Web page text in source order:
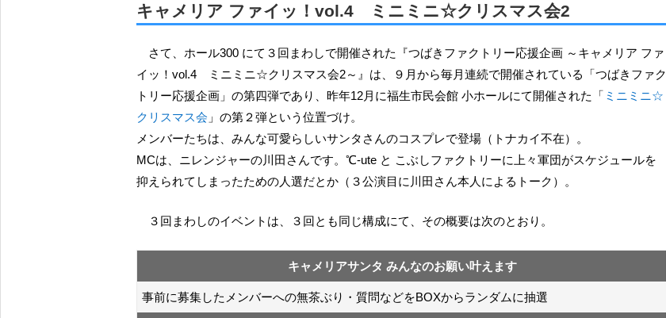
キャメリア ファイッ！vol.4 ミニミニ☆クリスマス会2
さて、ホール300 にて３回まわしで開催された『つばきファクトリー応援企画 ～キャメリア ファ
イッ！vol.4 ミニミニ☆クリスマス会2～』は、９月から毎月連続で開催されている「つばきファク
トリー応援企画」の第四弾であり、昨年12月に福生市民会館 小ホールにて開催された「 ミニミニ☆
クリスマス会 」の第２弾という位置づけ。
メンバーたちは、みんな可愛らしいサンタさんのコスプレで登場（トナカイ不在）。
MCは、ニレンジャーの川田さんです。℃-ute と こぶしファクトリーに上々軍団がスケジュールを
抑えられてしまったための人選だとか（３公演目に川田さん本人によるトーク）。
３回まわしのイベントは、３回とも同じ構成にて、その概要は次のとおり。
キャメリアサンタ みんなのお願い叶えます
事前に募集したメンバーへの無茶ぶり・質問などをBOXからランダムに抽選